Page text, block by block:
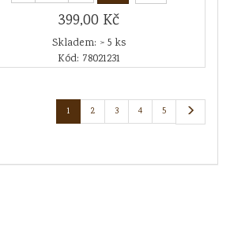
399,00 Kč
Skladem: > 5 ks
Kód: 78021231
1 2 3 4 5